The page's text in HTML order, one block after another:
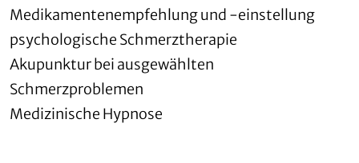
Medikamentenempfehlung und -einstellung
psychologische Schmerztherapie
Akupunktur bei ausgewählten
Schmerzproblemen
Medizinische Hypnose